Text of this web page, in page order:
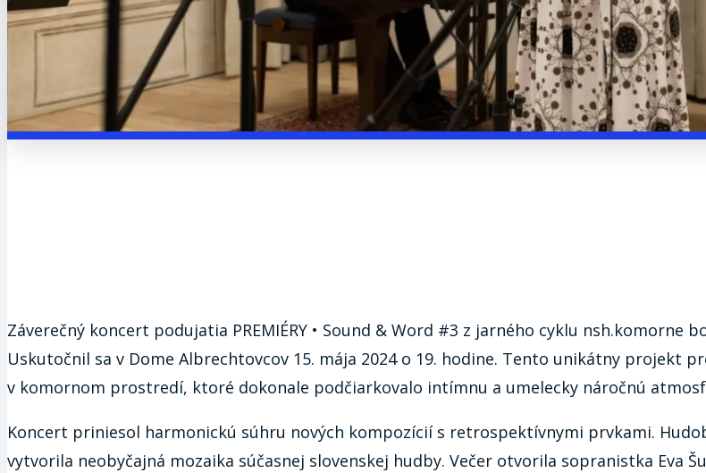
Záverečný koncert podujatia PREMIÉRY • Sound & Word #3 z jarného cyklu
Uskutočnil sa v Dome Albrechtovcov 15. mája 2024 o 19. hodine. Tento unikátny projekt
v komornom prostredí, ktoré dokonale podčiarkovalo intímnu a umelecky náročnú
Koncert priniesol harmonickú súhru nových kompozícií s retrospektívnymi prvkami.
vytvorila neobyčajná mozaika súčasnej slovenskej hudby. Večer otvorila sopranistka Eva